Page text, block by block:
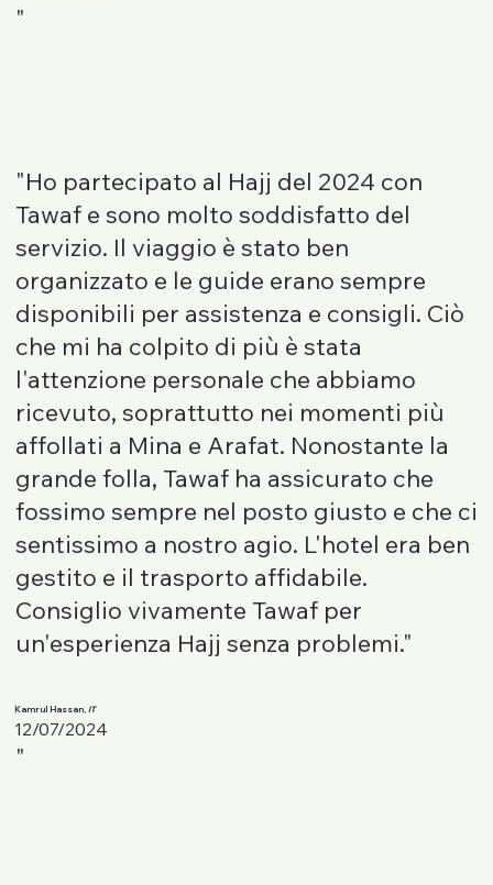
"
"Ho partecipato al Hajj del 2024 con
Tawaf e sono molto soddisfatto del
servizio. Il viaggio è stato ben
organizzato e le guide erano sempre
disponibili per assistenza e consigli. Ciò
che mi ha colpito di più è stata
l'attenzione personale che abbiamo
ricevuto, soprattutto nei momenti più
affollati a Mina e Arafat. Nonostante la
grande folla, Tawaf ha assicurato che
fossimo sempre nel posto giusto e che ci
sentissimo a nostro agio. L'hotel era ben
gestito e il trasporto affidabile.
Consiglio vivamente Tawaf per
un'esperienza Hajj senza problemi."
Kamrul Hassan,IT
12/07/2024
"